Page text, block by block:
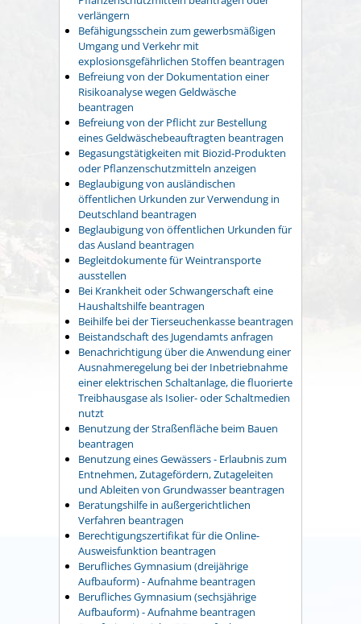
verlängern
Befähigungsschein zum gewerbsmäßigen
Umgang und Verkehr mit
explosionsgefährlichen Stoffen beantragen
Befreiung von der Dokumentation einer
Risikoanalyse wegen Geldwäsche
beantragen
Befreiung von der Pflicht zur Bestellung
eines Geldwäschebeauftragten beantragen
Begasungstätigkeiten mit Biozid-Produkten
oder Pflanzenschutzmitteln anzeigen
Beglaubigung von ausländischen
öffentlichen Urkunden zur Verwendung in
Deutschland beantragen
Beglaubigung von öffentlichen Urkunden für
das Ausland beantragen
Begleitdokumente für Weintransporte
ausstellen
Bei Krankheit oder Schwangerschaft eine
Haushaltshilfe beantragen
Beihilfe bei der Tierseuchenkasse beantragen
Beistandschaft des Jugendamts anfragen
Benachrichtigung über die Anwendung einer
Ausnahmeregelung bei der Inbetriebnahme
einer elektrischen Schaltanlage, die fluorierte
Treibhausgase als Isolier- oder Schaltmedien
nutzt
Benutzung der Straßenfläche beim Bauen
beantragen
Benutzung eines Gewässers - Erlaubnis zum
Entnehmen, Zutagefördern, Zutageleiten
und Ableiten von Grundwasser beantragen
Beratungshilfe in außergerichtlichen
Verfahren beantragen
Berechtigungszertifikat für die Online-
Ausweisfunktion beantragen
Berufliches Gymnasium (dreijährige
Aufbauform) - Aufnahme beantragen
Berufliches Gymnasium (sechsjährige
Aufbauform) - Aufnahme beantragen